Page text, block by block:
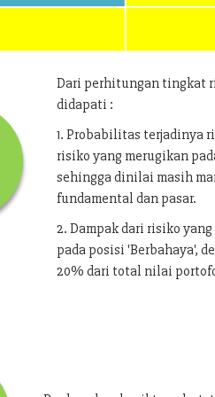
Dari perhitungan tingkat
didapati :
1. Probabilitas terjadinya
risiko yang merugikan
sehingga dinilai masih
fundamental dan pasar.
2. Dampak dari risiko
pada posisi 'Berbahaya',
20% dari total nilai